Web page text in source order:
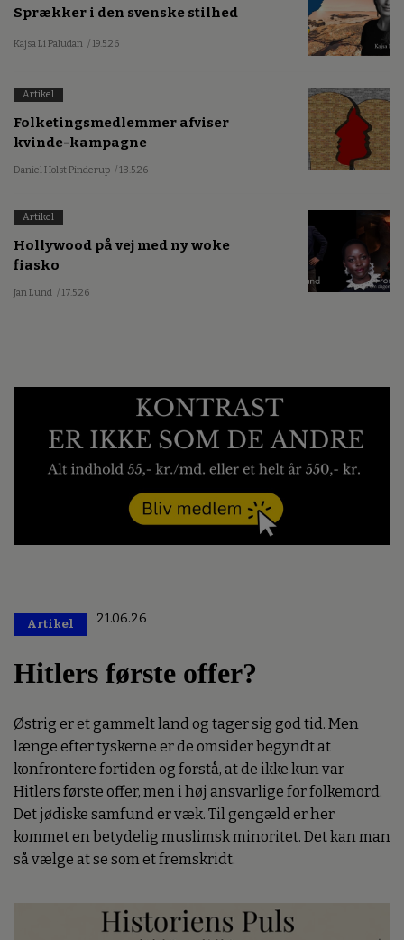
Sprækker i den svenske stilhed
Kajsa Li Paludan / 19.5.26
Artikel
Folketingsmedlemmer afviser
kvinde-kampagne
Daniel Holst Pinderup / 13.5.26
Artikel
Hollywood på vej med ny woke
fiasko
Jan Lund / 17.5.26
Artikel 21.06.26
Hitlers første offer?
Østrig er et gammelt land og tager sig god tid. Men
længe efter tyskerne er de omsider begyndt at
konfrontere fortiden og forstå, at de ikke kun var
Hitlers første offer, men i høj ansvarlige for folkemord.
Det jødiske samfund er væk. Til gengæld er her
kommet en betydelig muslimsk minoritet. Det kan man
så vælge at se som et fremskridt.